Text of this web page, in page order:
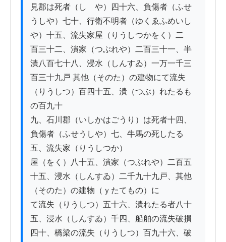
見郡は死者（しゝや）四十六、負傷者（ふせ
うしや）七十、行衛不明者（ゆくゑふめいし
や）十五、流失家屋（りうしつかをく）二
百三十二、潰家（つぶれや）二百三十一、半
潰八百七十八、浸水（しんすゐ）一万一千三
百三十九戸 其他（そのた）の建物にて流失
（りうしつ）百四十五、潰（つぶ）れたるも
の百九十
九、石川郡（いしかはごうり）は死者十四、
負傷者（ふせうしや）七、牛馬の死したる
五、流失家（りうしつか）
屋（をく）八十五、潰家（つぶれや）二百五
十五、浸水（しんすゐ）二千九十九戸、其他
（そのた）の建物（ｙたてもの）に
て流失（りうしつ）五十六、潰れたる者八十
五、浸水（しんすゐ）千四、船舶の流失破損
四十、橋梁の流失（りうしつ）百九十六、破